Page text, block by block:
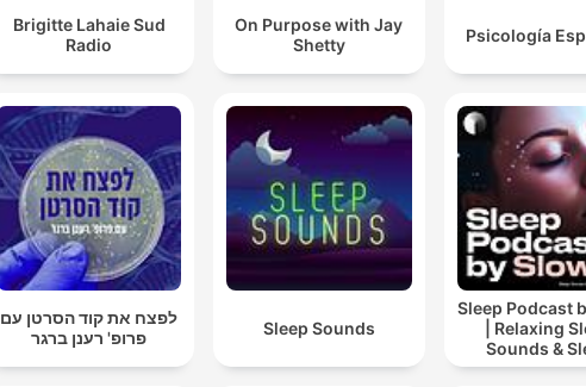
Brigitte Lahaie Sud
Radio
On Purpose with Jay
Shetty
Psicología
לפצח את קוד הסרטן עם
פרופ' רענן ברגר
Sleep Sounds
Sleep Podcast
| Relaxing
Sounds &
Stories |